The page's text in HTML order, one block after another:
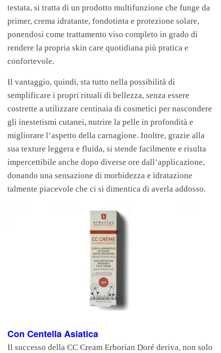
testata, si tratta di un prodotto multifunzione che funge da
primer, crema idratante, fondotinta e protezione solare,
ponendosi come trattamento viso completo in grado di
rendere la propria skin care quotidiana più pratica e
confortevole.
Il vantaggio, quindi, sta tutto nella possibilità di
semplificare i propri rituali di bellezza, senza essere
costrette a utilizzare centinaia di cosmetici per nascondere
gli inestetismi cutanei, nutrire la pelle in profondità e
migliorare l’aspetto della carnagione. Inoltre, grazie alla
sua texture leggera e fluida, si stende facilmente e risulta
impercettibile anche dopo diverse ore dall’applicazione,
donando una sensazione di morbidezza e idratazione
talmente piacevole che ci si dimentica di averla addosso.
Con Centella Asiatica
Il successo della CC Cream Erborian Doré deriva, non solo